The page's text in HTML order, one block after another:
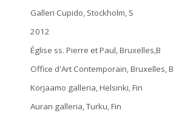
Galleri Cupido, Stockholm, S
2012
Église ss. Pierre et Paul, Bruxelles,B
Office d'Art Contemporain, Bruxelles, B
Korjaamo galleria, Helsinki, Fin
Auran galleria, Turku, Fin